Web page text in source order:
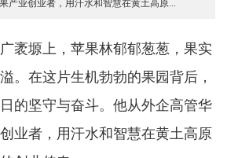
产业创业者，用汗水和智慧在黄土高原...
袤塬上，苹果林郁郁葱葱，果实
。在这片生机勃勃的果园背后，
的坚守与奋斗。他从外企高管华
业者，用汗水和智慧在黄土高原